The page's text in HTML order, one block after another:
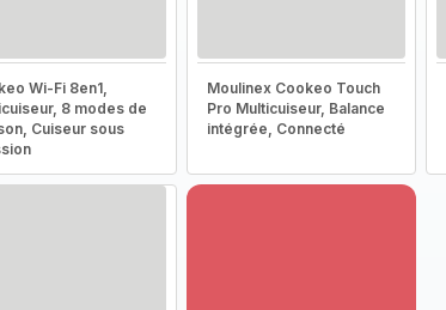
Wi-Fi 8en1,
8 modes de
Cuiseur sous
Moulinex Cookeo Touch
Pro Multicuiseur, Balance
intégrée, Connecté